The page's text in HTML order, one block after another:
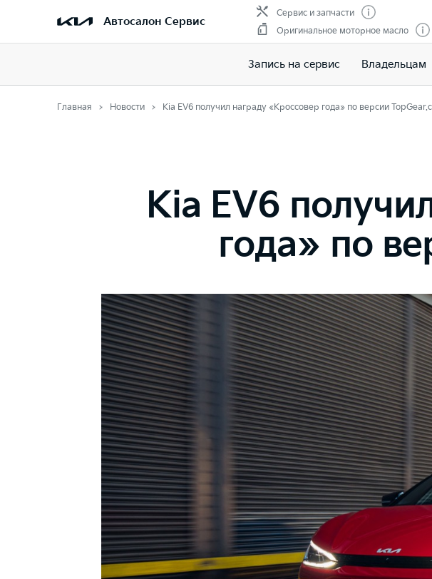
Автосалон Сервис
Сервис и запчасти
Оригинальное моторное масло
Запись на сервис Владельцам
Главная Новости Kia EV6 получил награду «Кроссовер года» по версии
Kia EV6
года» по